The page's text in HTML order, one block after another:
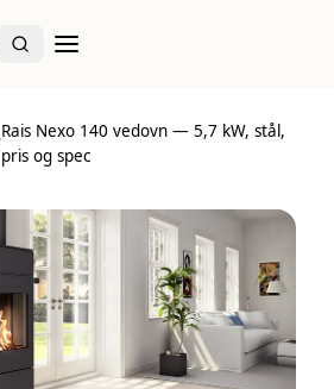
Rais Nexo 140 vedovn — 5,7 kW, stål,
pris og spec